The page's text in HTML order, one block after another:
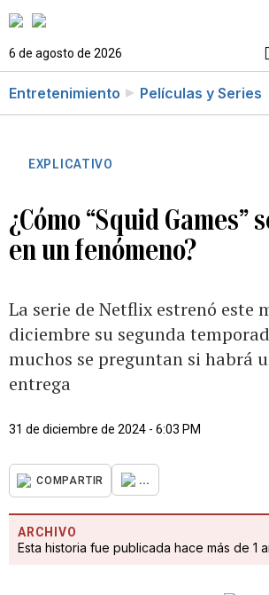
6 de agosto de 2026
Entretenimiento Películas y Series
EXPLICATIVO
¿Cómo “Squid Games”
en un fenómeno?
La serie de Netflix estrenó este
diciembre su segunda
muchos se preguntan si habrá
entrega
31 de diciembre de 2024 - 6:03 PM
COMPARTIR ...
ARCHIVO
Esta historia fue publicada hace más de 1